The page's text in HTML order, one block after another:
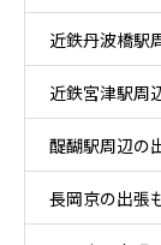
ア
近鉄丹波橋駅
りケア
近鉄宮津駅周
ア
醍醐駅周辺の
長岡京の出張